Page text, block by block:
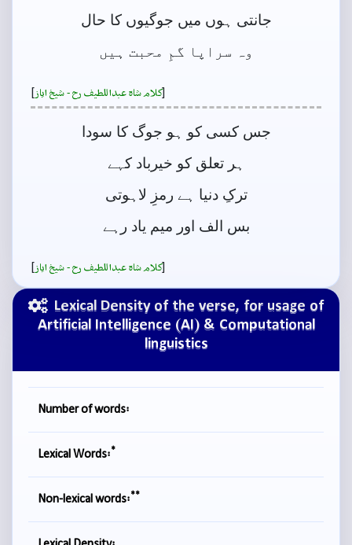
Lexical Density of the verse, for usage of
Artificial Intelligence (AI) & Computational
linguistics
Number of words:
Lexical Words:*
Non-lexical words:**
جانتی ہوں میں جوگیوں کا حال
وہ سراپا گمِ محبت ہیں
[کلام شاہ عبداللطیف رح - شيخ اياز ]
جس کسی کو ہو جوگ کا سودا
ہر تعلق کو خیرباد کہے
ترکِ دنیا ہے رمزِ لاہوتی
بس الف اور میم یاد رہے
[کلام شاہ عبداللطیف رح - شيخ اياز ]